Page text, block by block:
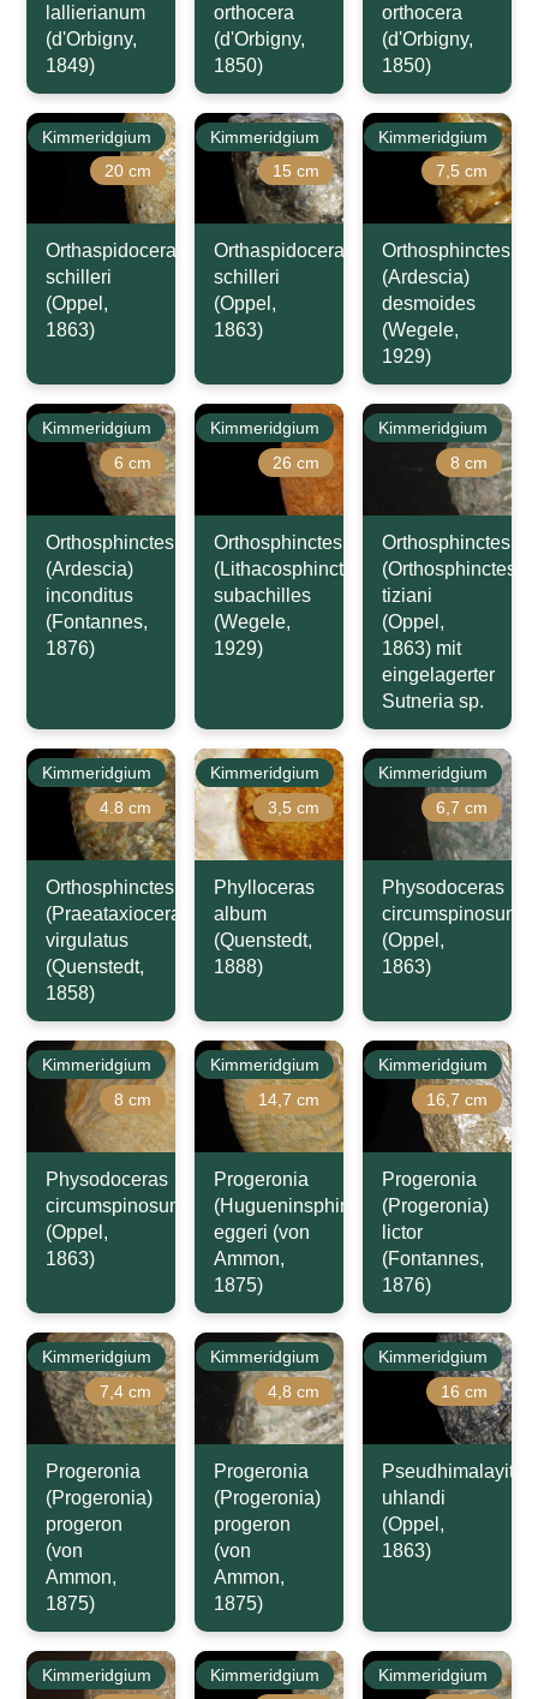
lallierianum
(d'Orbigny,
1849)
orthocera
(d'Orbigny,
1850)
orthocera
(d'Orbigny,
1850)
Kimmeridgium
20 cm
Orthaspidoceras
schilleri
(Oppel,
1863)
Kimmeridgium
15 cm
Orthaspidoceras
schilleri
(Oppel,
1863)
Kimmeridgium
7,5 cm
Orthosphinctes
(Ardescia)
desmoides
(Wegele,
1929)
Kimmeridgium
6 cm
Orthosphinctes
(Ardescia)
inconditus
(Fontannes,
1876)
Kimmeridgium
26 cm
Orthosphinctes
(Lithacosphinctes)
subachilles
(Wegele,
1929)
Kimmeridgium
8 cm
Orthosphinctes
(Orthosphinctes)
tiziani
(Oppel,
1863) mit
eingelagerter
Sutneria sp.
Kimmeridgium
4.8 cm
Orthosphinctes
(Praeataxioceras)
virgulatus
(Quenstedt,
1858)
Kimmeridgium
3,5 cm
Phylloceras
album
(Quenstedt,
1888)
Kimmeridgium
6,7 cm
Physodoceras
circumspinosum
(Oppel,
1863)
Kimmeridgium
8 cm
Physodoceras
circumspinosum
(Oppel,
1863)
Kimmeridgium
14,7 cm
Progeronia
(Hugueninsphinctes)
eggeri (von
Ammon,
1875)
Kimmeridgium
16,7 cm
Progeronia
(Progeronia)
lictor
(Fontannes,
1876)
Kimmeridgium
7,4 cm
Progeronia
(Progeronia)
progeron
(von
Ammon,
1875)
Kimmeridgium
4,8 cm
Progeronia
(Progeronia)
progeron
(von
Ammon,
1875)
Kimmeridgium
16 cm
Pseudhimalayites
uhlandi
(Oppel,
1863)
Kimmeridgium Kimmeridgium Kimmeridgium